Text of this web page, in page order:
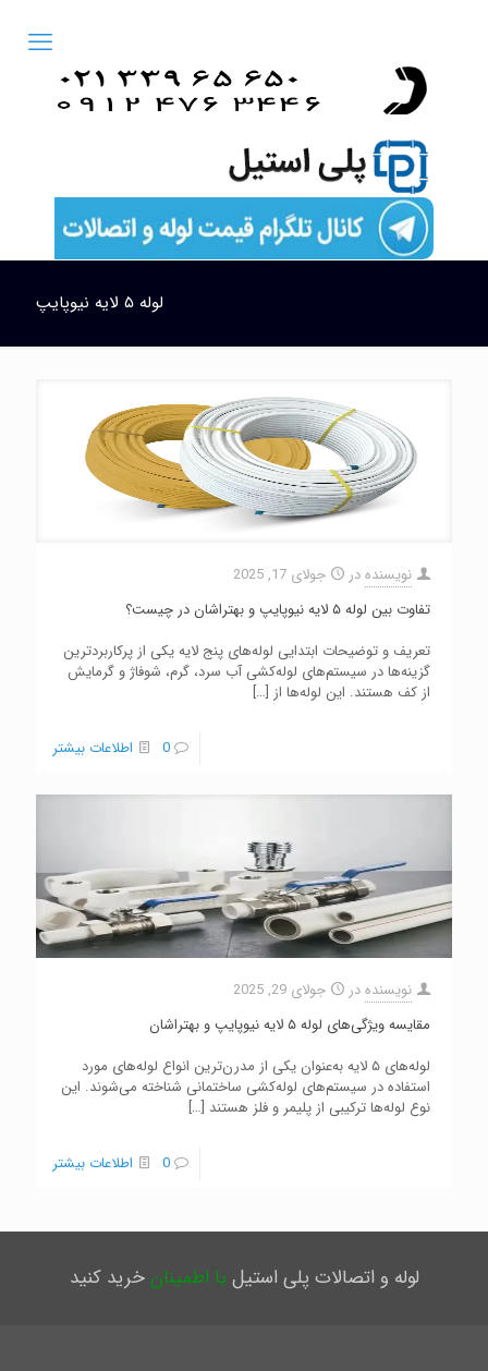
لوله ۵ لایه نیوپایپ
نویسندهدر
جولای 17, 2025
تفاوت بین لوله ۵ لایه نیوپایپ و بهتراشان در چیست؟
تعریف و توضیحات ابتدایی لوله‌های پنج لایه یکی از پرکاربردترین
گزینه‌ها در سیستم‌های لوله‌کشی آب سرد، گرم، شوفاژ و گرمایش
از کف هستند. این لوله‌ها از […]
0 اطلاعات بیشتر
نویسندهدر
جولای 29, 2025
مقایسه ویژگی‌های لوله ۵ لایه نیوپایپ و بهتراشان
لوله‌های ۵ لایه به‌عنوان یکی از مدرن‌ترین انواع لوله‌های مورد
استفاده در سیستم‌های لوله‌کشی ساختمانی شناخته می‌شوند. این
نوع لوله‌ها ترکیبی از پلیمر و فلز هستند […]
0 اطلاعات بیشتر
لوله و اتصالات پلی استیل با اطمینانخرید کنید